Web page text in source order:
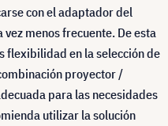
con el adaptador del
menos frecuente. De esta
flexibilidad en la selección de
proyector /
para las necesidades
utilizar la solución